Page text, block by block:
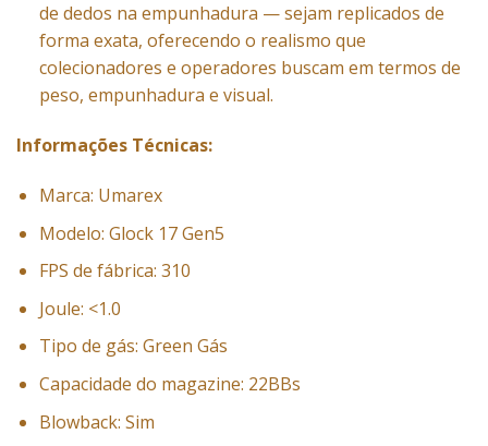
de dedos na empunhadura — sejam replicados de
forma exata, oferecendo o realismo que
colecionadores e operadores buscam em termos de
peso, empunhadura e visual.
Informações Técnicas:
Marca: Umarex
Modelo: Glock 17 Gen5
FPS de fábrica: 310
Joule: <1.0
Tipo de gás: Green Gás
Capacidade do magazine: 22BBs
Blowback: Sim